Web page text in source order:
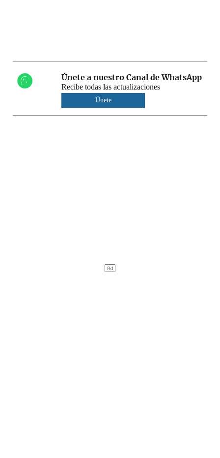
Únete a nuestro Canal de WhatsApp
Recibe todas las actualizaciones
Únete